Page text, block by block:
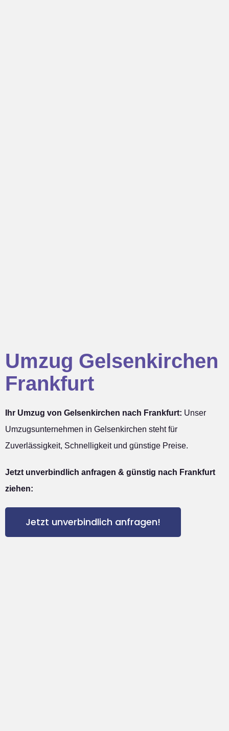
Umzug Gelsenkirchen
Frankfurt
Ihr Umzug von Gelsenkirchen nach Frankfurt: Unser
Umzugsunternehmen in Gelsenkirchen steht für
Zuverlässigkeit, Schnelligkeit und günstige Preise.
Jetzt unverbindlich anfragen & günstig nach Frankfurt
ziehen:
Jetzt unverbindlich anfragen!